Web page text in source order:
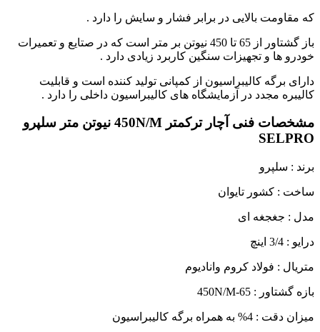
که مقاومت بالایی در برابر فشار و سایش را دارد .
باز گشتاور از 65 تا 450 نیوتن بر متر است که در صتایع و تعمیرات
خودرو ها و تجهیزات سنگین کاربرد زیادی دارد .
دارای برگه کالیبراسیون از کمپانی تولید کننده است و قابلیت
کالیبره مجدد در آزمایشگاه های کالیبراسیون داخلی را دارد .
مشخصات فنی آچار ترکمتر 450N/M نیوتن متر سلپرو
SELPRO
برند : سلپرو
ساخت : کشور تایوان
مدل : جغجغه ای
درایو : 3/4 اینچ
متریال : فولاد کروم وانادیوم
بازه گشتاور : 65-450N/M
میزان دقت : 4% به همراه برگه کالیبراسیون